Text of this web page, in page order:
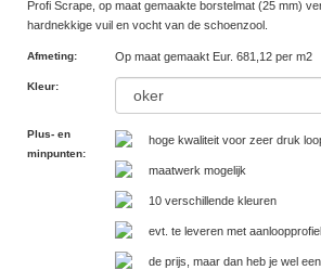
Profi Scrape, op maat gemaakte borstelmat (25 mm)
hardnekkige vuil en vocht van de schoenzool.
Afmeting: Op maat gemaakt Eur. 681,12 per m2
Kleur:
Plus- en
minpunten:
hoge kwaliteit voor zeer druk
maatwerk mogelijk
10 verschillende kleuren
evt. te leveren met
de prijs, maar dan heb je wel